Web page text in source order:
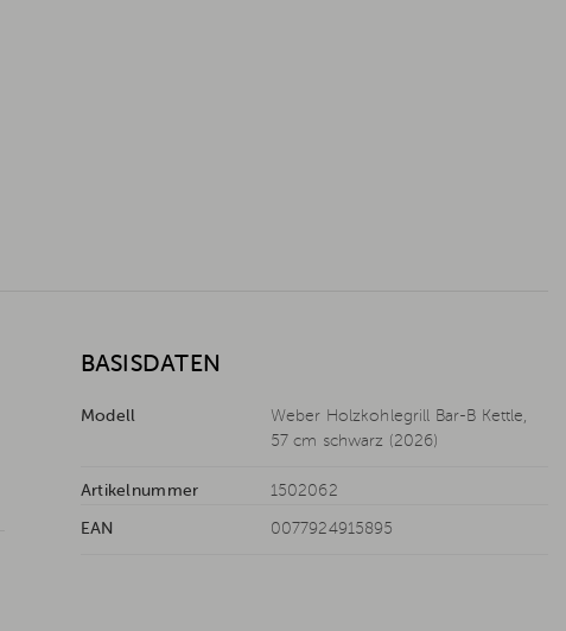
BASISDATEN
Modell
Weber Holzkohlegrill Bar-B Kettle,
57 cm schwarz (2026)
Artikelnummer 1502062
EAN 0077924915895